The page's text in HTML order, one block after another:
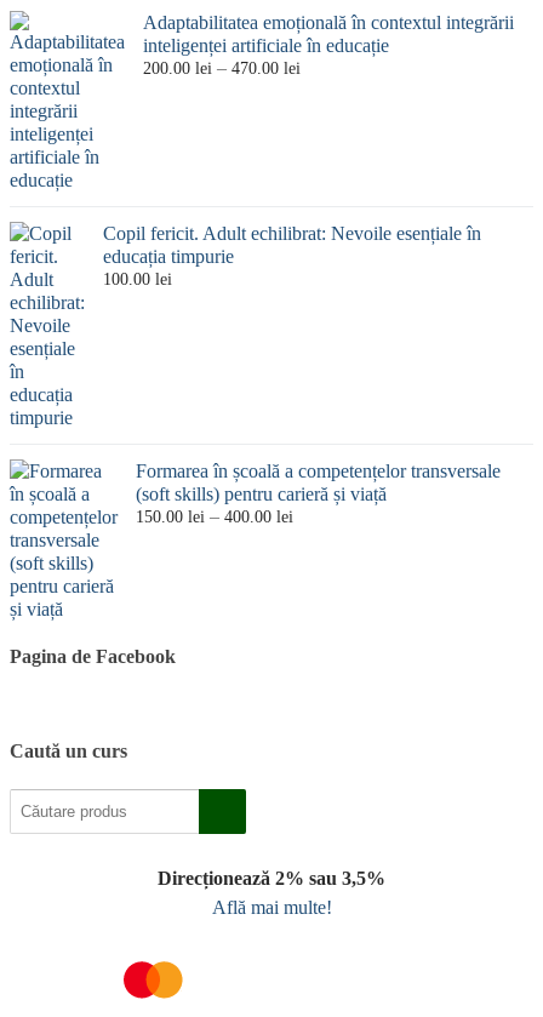
Adaptabilitatea emoțională în contextul integrării
inteligenței artificiale în educație
200.00 lei – 470.00 lei
Copil fericit. Adult echilibrat: Nevoile esențiale în
educația timpurie
100.00 lei
Formarea în școală a competențelor transversale
(soft skills) pentru carieră și viață
150.00 lei – 400.00 lei
Pagina de Facebook
Caută un curs
Direcționează 2% sau 3,5%
Află mai multe!